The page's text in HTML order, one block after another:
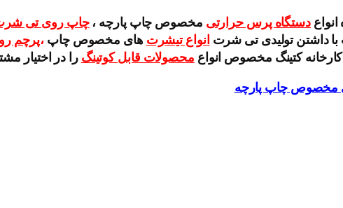
دستگاه پرس حرارتی مخصوص چاپ پارچه ،چاپ روی تی
داشتن تولیدی تی شرت انواع تیشرت های مخصوص چاپ ،پرچم
کتینگ مخصوص انواع محصولات قابل کوتینگ را در اختیار
مخصوص چاپ پارچه